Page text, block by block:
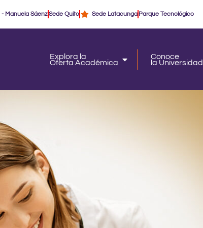
Manuela SáenzSede Quito Sede Latacunga Parque Tecnológico
Explora la
Oferta Académica
Open Explora la
Oferta Académica
Conoce
la Universidad